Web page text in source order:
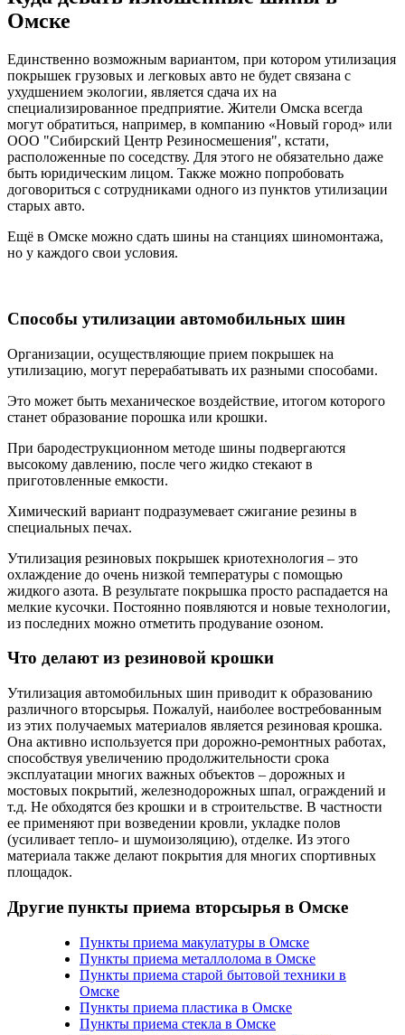
Омске
Единственно возможным вариантом, при котором утилизация
покрышек грузовых и легковых авто не будет связана с
ухудшением экологии, является сдача их на
специализированное предприятие. Жители Омска всегда
могут обратиться, например, в компанию «Новый город» или
ООО "Сибирский Центр Резиносмешения", кстати,
расположенные по соседству. Для этого не обязательно даже
быть юридическим лицом. Также можно попробовать
договориться с сотрудниками одного из пунктов утилизации
старых авто.
Ещё в Омске можно сдать шины на станциях шиномонтажа,
но у каждого свои условия.
Способы утилизации автомобильных шин
Организации, осуществляющие прием покрышек на
утилизацию, могут перерабатывать их разными способами.
Это может быть механическое воздействие, итогом которого
станет образование порошка или крошки.
При бародеструкционном методе шины подвергаются
высокому давлению, после чего жидко стекают в
приготовленные емкости.
Химический вариант подразумевает сжигание резины в
специальных печах.
Утилизация резиновых покрышек криотехнология – это
охлаждение до очень низкой температуры с помощью
жидкого азота. В результате покрышка просто распадается на
мелкие кусочки. Постоянно появляются и новые технологии,
из последних можно отметить продувание озоном.
Что делают из резиновой крошки
Утилизация автомобильных шин приводит к образованию
различного вторсырья. Пожалуй, наиболее востребованным
из этих получаемых материалов является резиновая крошка.
Она активно используется при дорожно-ремонтных работах,
способствуя увеличению продолжительности срока
эксплуатации многих важных объектов – дорожных и
мостовых покрытий, железнодорожных шпал, ограждений и
т.д. Не обходятся без крошки и в строительстве. В частности
ее применяют при возведении кровли, укладке полов
(усиливает тепло- и шумоизоляцию), отделке. Из этого
материала также делают покрытия для многих спортивных
площадок.
Другие пункты приема вторсырья в Омске
Пункты приема макулатуры в Омске
Пункты приема металлолома в Омске
Пункты приема старой бытовой техники в
Омске
Пункты приема пластика в Омске
Пункты приема стекла в Омске